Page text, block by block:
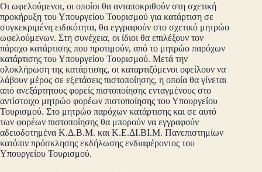
Οι ωφελούμενοι, οι οποίοι θα ανταποκριθούν στη σχετική
προκήρυξη του Υπουργείου Τουρισμού για κατάρτιση σε
συγκεκριμένη ειδικότητα, θα εγγραφούν στο σχετικό μητρώο
ωφελούμενων. Στη συνέχεια, οι ίδιοι θα επιλέξουν τον
πάροχο κατάρτισης που προτιμούν, από το μητρώο παρόχων
κατάρτισης του Υπουργείου Τουρισμού. Μετά την
ολοκλήρωση της κατάρτισης, οι καταρτιζόμενοι οφείλουν να
λάβουν μέρος σε εξετάσεις πιστοποίησης, η οποία θα γίνεται
από ανεξάρτητους φορείς πιστοποίησης ενταγμένους στο
αντίστοιχο μητρώο φορέων πιστοποίησης του Υπουργείου
Τουρισμού. Στο μητρώο παρόχων κατάρτισης και σε αυτό
των φορέων πιστοποίησης θα μπορούν να εγγραφούν
αδειοδοτημένα Κ.Δ.Β.Μ. και Κ.Ε.ΔΙ.ΒΙ.Μ. Πανεπιστημίων
κατόπιν πρόσκλησης εκδήλωσης ενδιαφέροντος του
Υπουργείου Τουρισμού.